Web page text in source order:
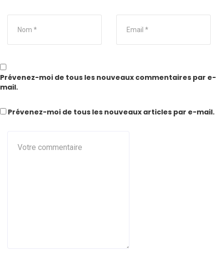
Prévenez-moi de tous les nouveaux commentaires par e-
mail.
Prévenez-moi de tous les nouveaux articles par e-mail.